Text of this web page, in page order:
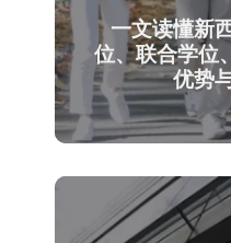
一文读懂新
位、联合学位
优势